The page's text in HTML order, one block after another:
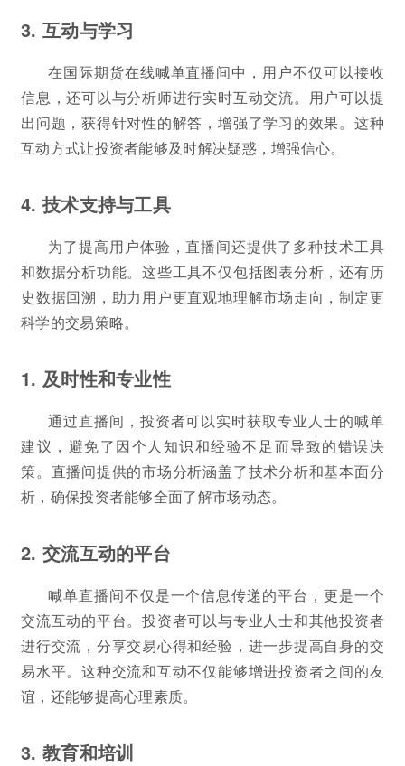
3. 互动与学习
在国际期货在线喊单直播间中，用户不仅可以接收
信息，还可以与分析师进行实时互动交流。用户可以提
出问题，获得针对性的解答，增强了学习的效果。这种
互动方式让投资者能够及时解决疑惑，增强信心。
4. 技术支持与工具
为了提高用户体验，直播间还提供了多种技术工具
和数据分析功能。这些工具不仅包括图表分析，还有历
史数据回溯，助力用户更直观地理解市场走向，制定更
科学的交易策略。
1. 及时性和专业性
通过直播间，投资者可以实时获取专业人士的喊单
建议，避免了因个人知识和经验不足而导致的错误决
策。直播间提供的市场分析涵盖了技术分析和基本面分
析，确保投资者能够全面了解市场动态。
2. 交流互动的平台
喊单直播间不仅是一个信息传递的平台，更是一个
交流互动的平台。投资者可以与专业人士和其他投资者
进行交流，分享交易心得和经验，进一步提高自身的交
易水平。这种交流和互动不仅能够增进投资者之间的友
谊，还能够提高心理素质。
3. 教育和培训